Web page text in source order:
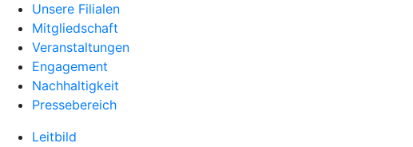
Unsere Filialen
Mitgliedschaft
Veranstaltungen
Engagement
Nachhaltigkeit
Pressebereich
Leitbild